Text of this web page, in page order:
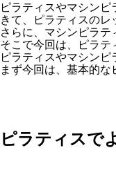
ピラティスやマシン
きて、ピラティスのレ
さらに、マシンピラテ
そこで今回は、ピラテ
ピラティスやマシン
まず今回は、基本的な
ピラティスで